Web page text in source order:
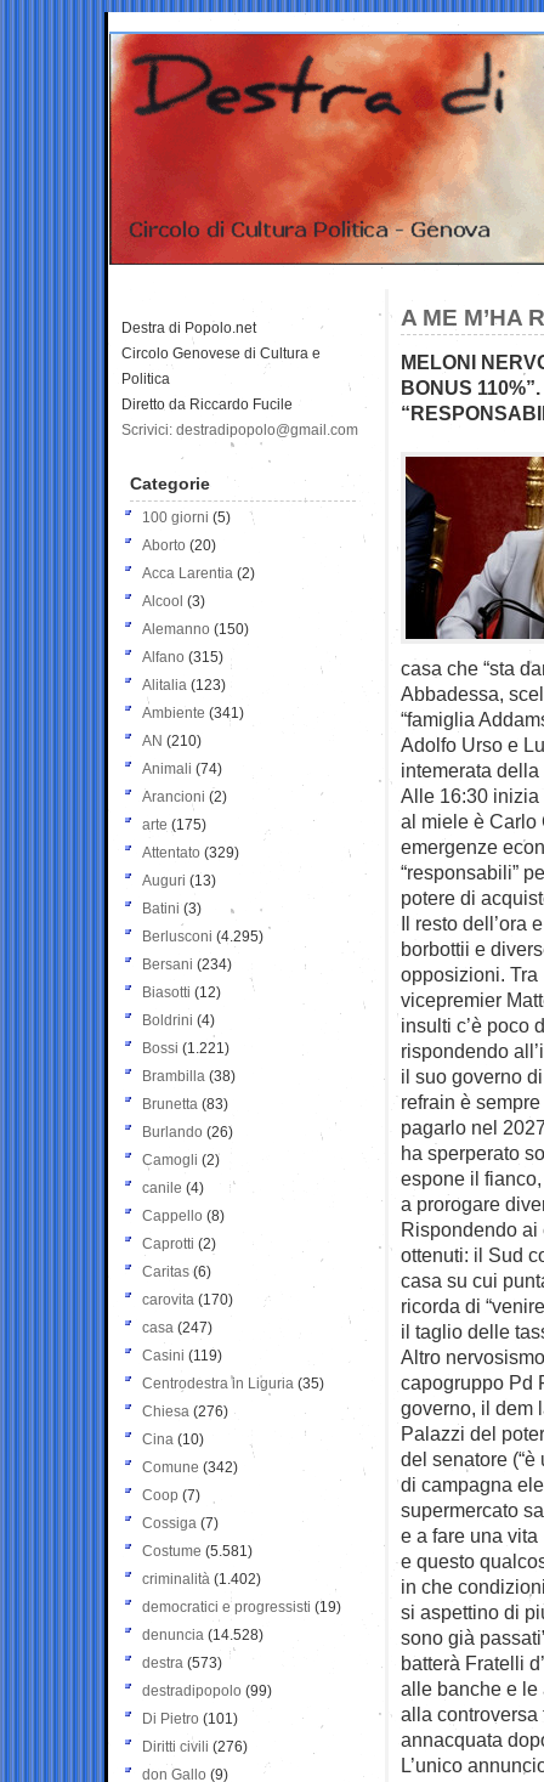
A ME M’HA
MELONI
BONUS
casa che “sta
Abbadessa,
“famiglia
Adolfo Urso e
intemerata
Alle 16:30 inizia
al miele è Carlo
emergenze
“responsabili”
potere di
Il resto dell’ora
borbottii e
opposizioni.
vicepremier
insulti c’è poco
rispondendo
il suo governo
refrain è
pagarlo nel
ha sperperato
espone il
a prorogare
Rispondendo
ottenuti: il Sud
casa su cui
ricorda di
il taglio delle
Altro
capogruppo Pd
governo, il dem
Palazzi del
del senatore
di campagna
supermercato
e a fare una vita
e questo
in che
si aspettino di
sono già
batterà Fratelli
alle banche e le
alla controversa
annacquata
L’unico
Destra di Popolo.net
Circolo Genovese di Cultura e
Politica
Diretto da Riccardo Fucile
Scrivici: destradipopolo@gmail.com
Categorie
100 giorni (5)
Aborto (20)
Acca Larentia (2)
Alcool (3)
Alemanno (150)
Alfano (315)
Alitalia (123)
Ambiente (341)
AN (210)
Animali (74)
Arancioni (2)
arte (175)
Attentato (329)
Auguri (13)
Batini (3)
Berlusconi (4.295)
Bersani (234)
Biasotti (12)
Boldrini (4)
Bossi (1.221)
Brambilla (38)
Brunetta (83)
Burlando (26)
Camogli (2)
canile (4)
Cappello (8)
Caprotti (2)
Caritas (6)
carovita (170)
casa (247)
Casini (119)
Centrodestra in Liguria (35)
Chiesa (276)
Cina (10)
Comune (342)
Coop (7)
Cossiga (7)
Costume (5.581)
criminalità (1.402)
democratici e progressisti (19)
denuncia (14.528)
destra (573)
destradipopolo (99)
Di Pietro (101)
Diritti civili (276)
don Gallo (9)